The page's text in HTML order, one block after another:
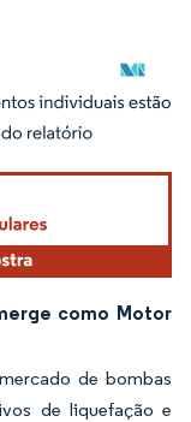
conforme CC BY 4.0.
como Motor
de bombas
de liquefação e